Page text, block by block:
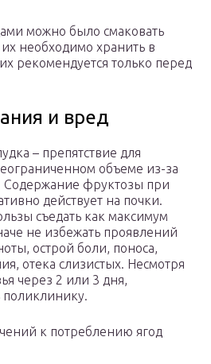
можно было смаковать
необходимо хранить в
рекомендуется только перед
и вред
– препятствие для
объеме из-за
Содержание фруктозы при
действует на почки.
съедать как максимум
не избежать проявлений
острой боли, поноса,
отека слизистых. Несмотря
через 2 или 3 дня,
поликлинику.
к потреблению ягод